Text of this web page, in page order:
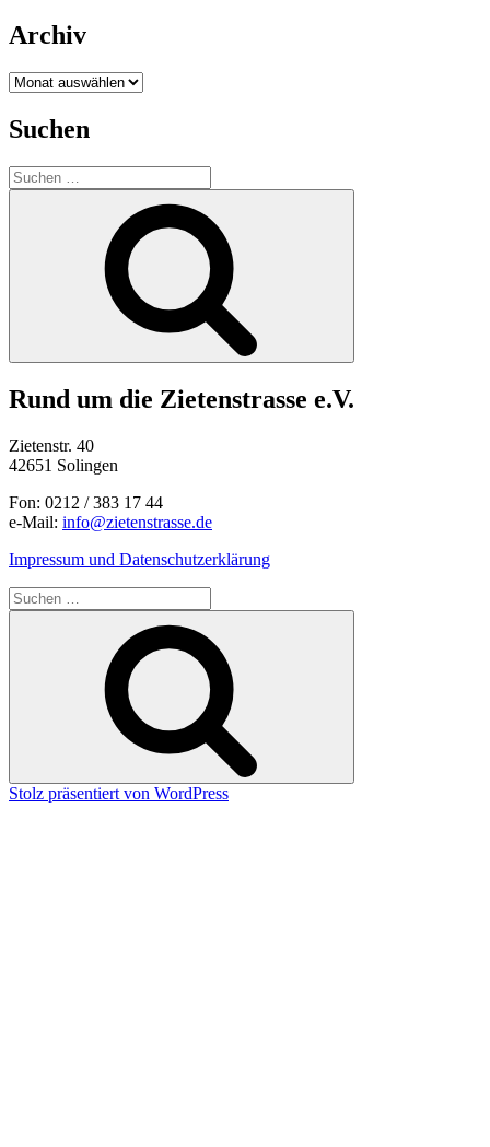
Archiv
Archiv
Suchen
Suchen
nach:
Rund um die Zietenstrasse e.V.
Zietenstr. 40
42651 Solingen
Fon: 0212 / 383 17 44
e-Mail: info@zietenstrasse.de
Impressum und Datenschutzerklärung
Suchen
nach:
Stolz präsentiert von WordPress